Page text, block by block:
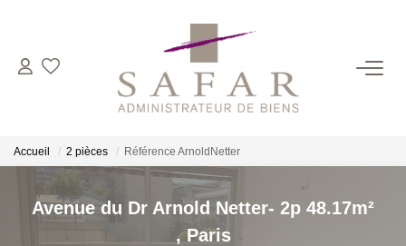
NOS CABINETS
Safar
Cadot Beauplet – Safar
LRPI
Accueil 2 pièces Référence ArnoldNetter
Avenue du Dr Arnold Netter- 2p 48.17m²
,Paris